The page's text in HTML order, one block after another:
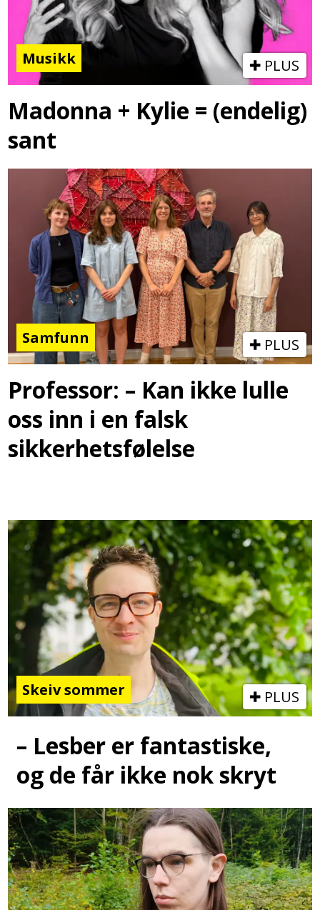
Musikk PLUS
Madonna + Kylie = (endelig)
sant
Samfunn PLUS
Professor: – Kan ikke lulle
oss inn i en falsk
sikkerhetsfølelse
Skeiv sommer PLUS
– Lesber er fantastiske,
og de får ikke nok skryt